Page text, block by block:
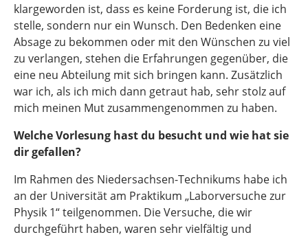
klargeworden ist, dass es keine Forderung ist, die ich
stelle, sondern nur ein Wunsch. Den Bedenken eine
Absage zu bekommen oder mit den Wünschen zu viel
zu verlangen, stehen die Erfahrungen gegenüber, die
eine neu Abteilung mit sich bringen kann. Zusätzlich
war ich, als ich mich dann getraut hab, sehr stolz auf
mich meinen Mut zusammengenommen zu haben.
Welche Vorlesung hast du besucht und wie hat sie
dir gefallen?
Im Rahmen des Niedersachsen-Technikums habe ich
an der Universität am Praktikum „Laborversuche zur
Physik 1“ teilgenommen. Die Versuche, die wir
durchgeführt haben, waren sehr vielfältig und